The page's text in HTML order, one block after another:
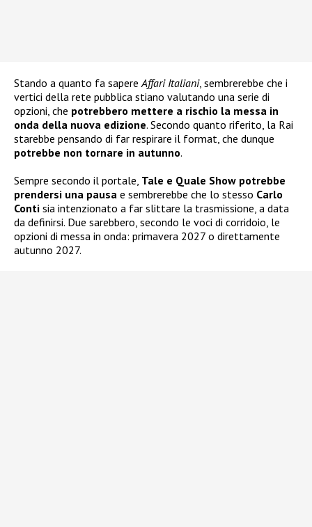
Stando a quanto fa sapereAffari Italiani, sembrerebbe che i
vertici della rete pubblica stiano valutando una serie di
opzioni, che potrebbero mettere a rischio la messa in
onda della nuova edizione. Secondo quanto riferito, la Rai
starebbe pensando di far respirare il format, che dunque
potrebbe non tornare in autunno.
Sempre secondo il portale, Tale e Quale Show potrebbe
prendersi una pausa e sembrerebbe che lo stesso Carlo
Conti sia intenzionato a far slittare la trasmissione, a data
da definirsi. Due sarebbero, secondo le voci di corridoio, le
opzioni di messa in onda: primavera 2027 o direttamente
autunno 2027.